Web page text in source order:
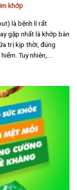
khớp
là bệnh lí rất
gặp nhất là khớp bàn
trị kịp thời, đúng
Tuy nhiên,....